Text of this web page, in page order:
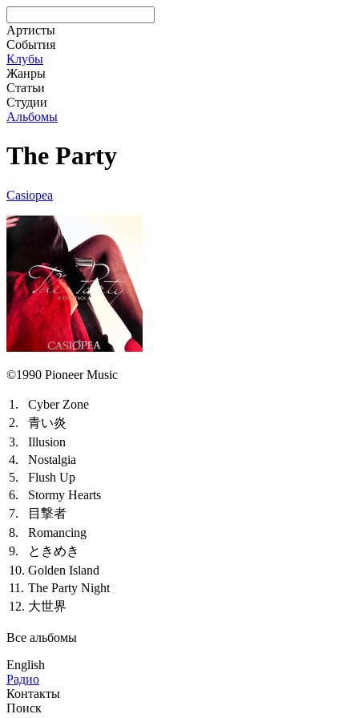
Артисты
События
Клубы
Жанры
Статьи
Студии
Альбомы
The Party
Casiopea
©1990 Pioneer Music
1.
Cyber Zone
2.
青い炎
3.
Illusion
4.
Nostalgia
5.
Flush Up
6.
Stormy Hearts
7.
目撃者
8.
Romancing
9.
ときめき
10. Golden Island
11. The Party Night
12. 大世界
Все альбомы
English
Радио
Контакты
Поиск